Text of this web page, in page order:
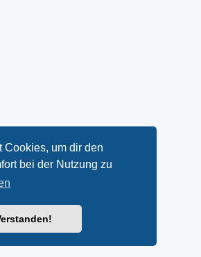
Cookies, um dir den
bei der Nutzung zu